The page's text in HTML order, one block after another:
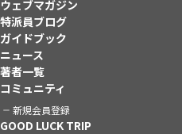
ウェブマガジン
特派員ブログ
ガイドブック
ニュース
著者一覧
コミュニティ
新規会員登録
GOOD LUCK TRIP